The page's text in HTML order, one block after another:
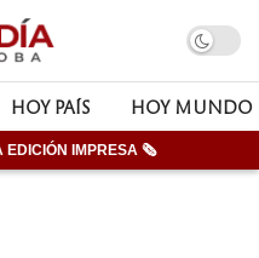
HOY PAÍS HOY MUNDO
EDICIÓN IMPRESA 🗞